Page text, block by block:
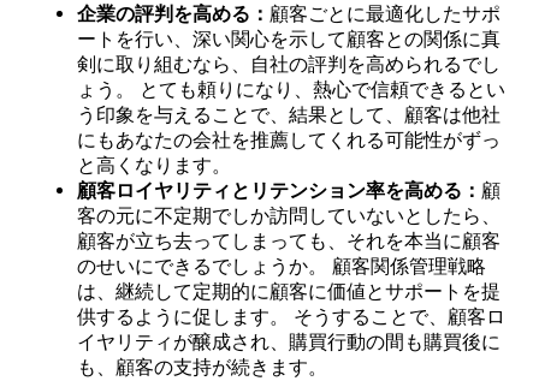
企業の評判を高める： 顧客ごとに最適化したサポ
ートを行い、深い関心を示して顧客との関係に真
剣に取り組むなら、自社の評判を高められるでし
ょう。 とても頼りになり、熱心で信頼できるとい
う印象を与えることで、結果として、顧客は他社
にもあなたの会社を推薦してくれる可能性がずっ
と高くなります。
顧客ロイヤリティとリテンション率を高める： 顧
客の元に不定期でしか訪問していないとしたら、
顧客が立ち去ってしまっても、それを本当に顧客
のせいにできるでしょうか。 顧客関係管理戦略
は、継続して定期的に顧客に価値とサポートを提
供するように促します。 そうすることで、顧客ロ
イヤリティが醸成され、購買行動の間も購買後に
も、顧客の支持が続きます。